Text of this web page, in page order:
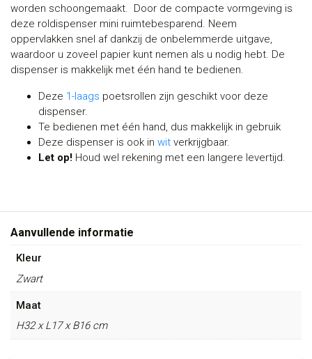
worden schoongemaakt. Door de compacte vormgeving is
deze roldispenser mini ruimtebesparend. Neem
oppervlakken snel af dankzij de onbelemmerde uitgave,
waardoor u zoveel papier kunt nemen als u nodig hebt. De
dispenser is makkelijk met één hand te bedienen.
Deze 1-laags poetsrollen zijn geschikt voor deze
dispenser.
Te bedienen met één hand, dus makkelijk in gebruik
Deze dispenser is ook in wit verkrijgbaar.
Let op! Houd wel rekening met een langere levertijd.
Aanvullende informatie
Kleur
Zwart
Maat
H32 x L17 x B16 cm